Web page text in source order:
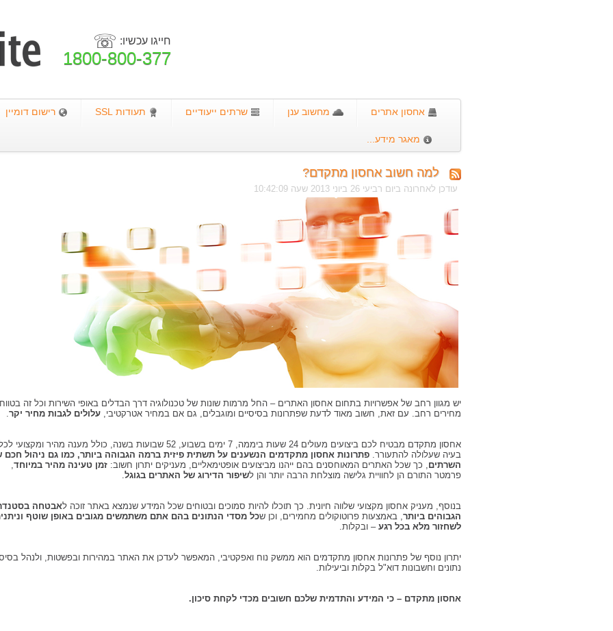
חייגו עכשיו: ☏
1800-800-377
אחסון אתרים מחשוב ענן שרתים ייעודיים תעודות SSL רישום דומיין
מאגר מידע...
למה חשוב אחסון מתקדם?
עודכן לאחרונה ביום רביעי 26 ביוני 2013 שעה 10:42:09
יש מגוון רחב של אפשרויות בתחום אחסון האתרים – החל מרמות שונות של טכנולוגיה דרך הבדלים באופי השירות וכל זה בטווח
מחירים רחב. עם זאת, חשוב מאוד לדעת שפתרונות בסיסיים ומוגבלים, גם אם במחיר אטרקטיבי, עלולים לגבות מחיר יקר.
אחסון מתקדם מבטיח לכם ביצועים מעולים 24 שעות ביממה, 7 ימים בשבוע, 52 שבועות בשנה, כולל מענה מהיר ומקצועי
בעיה שעלולה להתעורר. פתרונות אחסון מתקדמים הנשענים על תשתית פיזית ברמה הגבוהה ביותר, כמו גם ניהול חכם
השרתים, כך שכל האתרים המאוחסנים בהם ייהנו מביצועים אופטימאליים, מעניקים יתרון חשוב: זמן טעינה מהיר במיוחד,
פרמטר התורם הן לחוויית גלישה מוצלחת הרבה יותר והן לשיפור הדירוג של האתרים בגוגל.
בנוסף, מעניק אחסון מקצועי שלווה חיונית. כך תוכלו להיות סמוכים ובטוחים שכל המידע שנמצא באתר זוכה לאבטחה
הגבוהים ביותר, באמצעות פרוטוקולים מחמירים, וכן שכל מסדי הנתונים בהם אתם משתמשים מגובים באופן שוטף
לשחזור מלא בכל רגע – ובקלות.
יתרון נוסף של פתרונות אחסון מתקדמים הוא ממשק נוח ואפקטיבי, המאפשר לעדכן את האתר במהירות ובפשטות, ולנהל
נתונים וחשבונות דוא"ל בקלות וביעילות.
אחסון מתקדם – כי המידע והתדמית שלכם חשובים מכדי לקחת סיכון.